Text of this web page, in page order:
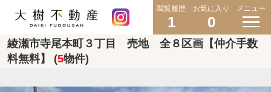
閲覧履歴
1
お気に入り
0
メニュー
綾瀬市寺尾本町３丁目 売地 全８区画【仲介手数
料無料】 (5物件)